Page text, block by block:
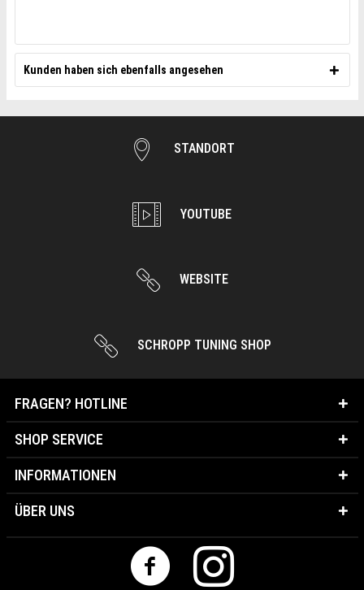
Kunden haben sich ebenfalls angesehen
STANDORT
YOUTUBE
WEBSITE
SCHROPP TUNING SHOP
FRAGEN? HOTLINE
SHOP SERVICE
INFORMATIONEN
ÜBER UNS